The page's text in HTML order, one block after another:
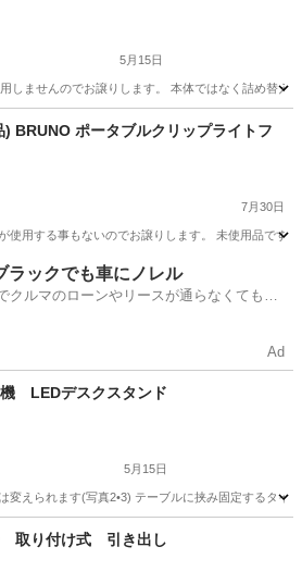
5月15日
しませんのでお譲りします。 本体ではなく詰め替
) BRUNO ポータブルクリップライトフ
7月30日
使用する事もないのでお譲りします。 未使用品です
季節、空調家電
ラックでも車にノレル
クルマのローンやリースが通らなくてもク
Ad
機 LEDデスクスタンド
5月15日
変えられます(写真2•3) テーブルに挟み固定するタ
生活家電 電機
取り付け式 引き出し